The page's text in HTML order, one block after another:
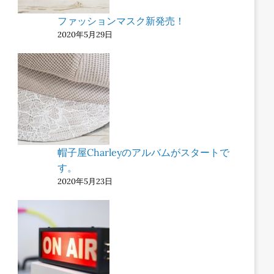
ファッションマスク新発売！
2020年5月29日
帽子屋Charleyのアルバムがスタートで
す。
2020年5月23日